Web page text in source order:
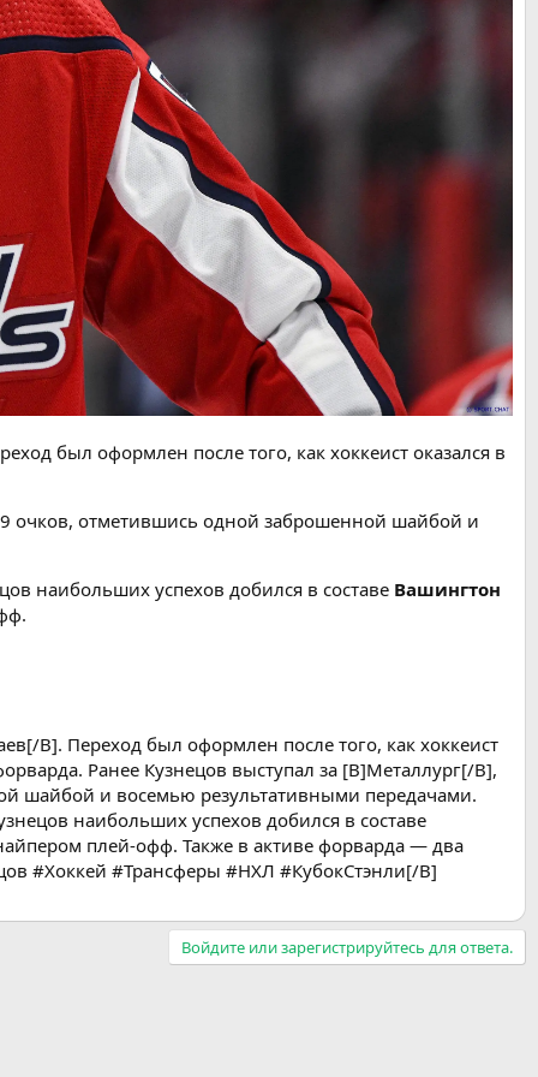
был оформлен после того, как хоккеист оказался в
очков, отметившись одной заброшенной шайбой и
наибольших успехов добился в составе Вашингтон
B]. Переход был оформлен после того, как хоккеист
Ранее Кузнецов выступал за [B]Металлург[/B],
шайбой и восемью результативными передачами.
наибольших успехов добился в составе
плей-офф. Также в активе форварда — два
#Хоккей #Трансферы #НХЛ #КубокСтэнли[/B]
Войдите или зарегистрируйтесь для ответа.